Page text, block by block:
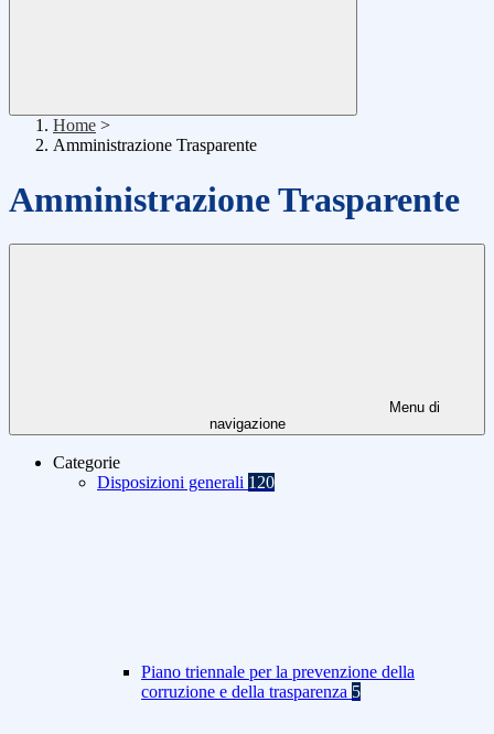
Home >
Amministrazione Trasparente
Amministrazione Trasparente
Menu di
navigazione
Categorie
Disposizioni generali 120
Piano triennale per la prevenzione della
corruzione e della trasparenza 5